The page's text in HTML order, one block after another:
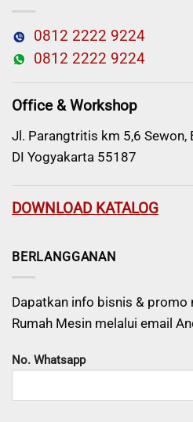
0812 2222 9224
0812 2222 9224
Office & Workshop
Jl. Parangtritis km 5,6 Sewon,
DI Yogyakarta 55187
DOWNLOAD KATALOG
BERLANGGANAN
Dapatkan info bisnis & promo
Rumah Mesin melalui email
No. Whatsapp